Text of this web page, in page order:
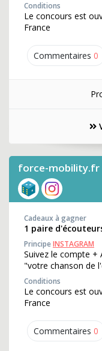
Commentaires 0
Conditions
Le concours est
France
force-mobility.fr
Commentaires 0
Cadeaux à gagner
1 paire
PrincipeINSTAGRAM
Suivez le compte +
"votre chanson de
Conditions
Le concours est
France